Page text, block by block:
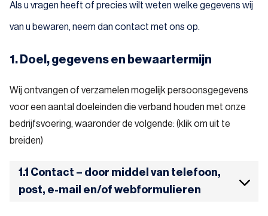
Als u vragen heeft of precies wilt weten welke gegevens wij
van u bewaren, neem dan contact met ons op.
1. Doel, gegevens en bewaartermijn
Wij ontvangen of verzamelen mogelijk persoonsgegevens
voor een aantal doeleinden die verband houden met onze
bedrijfsvoering, waaronder de volgende: (klik om uit te
breiden)
1.1 Contact – door middel van telefoon,
post, e-mail en/of webformulieren